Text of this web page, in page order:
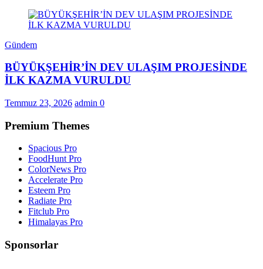
Gündem
BÜYÜKŞEHİR’İN DEV ULAŞIM PROJESİNDE
İLK KAZMA VURULDU
Temmuz 23, 2026 admin 0
Premium Themes
Spacious Pro
FoodHunt Pro
ColorNews Pro
Accelerate Pro
Esteem Pro
Radiate Pro
Fitclub Pro
Himalayas Pro
Sponsorlar